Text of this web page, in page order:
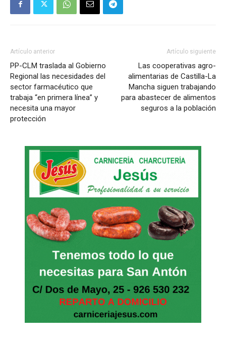
Artículo anterior
PP-CLM traslada al Gobierno
Regional las necesidades del
sector farmacéutico que
trabaja “en primera línea” y
necesita una mayor
protección
Artículo siguiente
Las cooperativas agro-
alimentarias de Castilla-La
Mancha siguen trabajando
para abastecer de alimentos
seguros a la población